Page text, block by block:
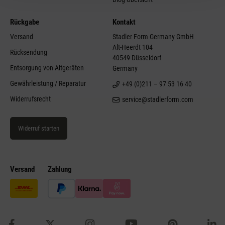
Versand Zahlung
Rückgabe
Versand
Rücksendung
Entsorgung von Altgeräten
Gewährleistung / Reparatur
Widerrufsrecht
Widerruf starten
Kontakt
Stadler Form Germany GmbH
Alt-Heerdt 104
40549 Düsseldorf
Germany
+49 (0)211 – 97 53 16 40
service@stadlerform.com